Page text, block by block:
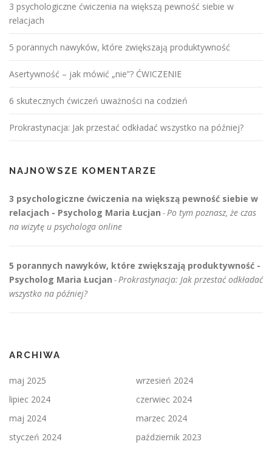
3 psychologiczne ćwiczenia na większą pewność siebie w
relacjach
5 porannych nawyków, które zwiększają produktywność
Asertywność – jak mówić „nie”? ĆWICZENIE
6 skutecznych ćwiczeń uważności na codzień
Prokrastynacja: Jak przestać odkładać wszystko na później?
NAJNOWSZE KOMENTARZE
3 psychologiczne ćwiczenia na większą pewność siebie w
relacjach - Psycholog Maria Łucjan -Po tym poznasz, że czas
na wizytę u psychologa online
5 porannych nawyków, które zwiększają produktywność -
Psycholog Maria Łucjan -Prokrastynacja: Jak przestać odkładać
wszystko na później?
ARCHIWA
maj 2025
wrzesień 2024
lipiec 2024
czerwiec 2024
maj 2024
marzec 2024
styczeń 2024
październik 2023